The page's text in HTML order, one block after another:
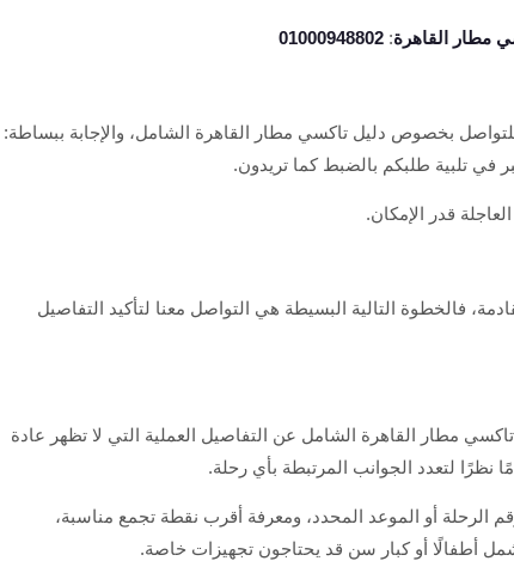
مطار القاهرة:
01000948802
بخصوص دليل تاكسي مطار القاهرة الشامل، والإجابة ببساطة:
في تلبية طلبكم بالضبط كما تريدون.
قدر الإمكان.
فالخطوة التالية البسيطة هي التواصل معنا لتأكيد التفاصيل
مطار القاهرة الشامل عن التفاصيل العملية التي لا تظهر عادة
نظرًا لتعدد الجوانب المرتبطة بأي رحلة.
الرحلة أو الموعد المحدد، ومعرفة أقرب نقطة تجمع مناسبة،
أطفالًا أو كبار سن قد يحتاجون تجهيزات خاصة.